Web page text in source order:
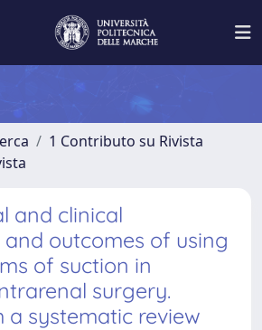
1 Contributo su Rivista
and clinical
outcomes of using
of suction in
surgery.
a systematic review